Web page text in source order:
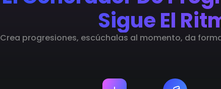
Sigue El
Crea progresiones, escúchalas al momento, da